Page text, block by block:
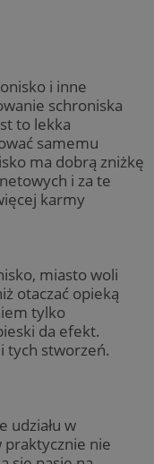
i inne
schroniska
to lekka
samemu
ma dobrą zniżkę
i za te
karmy
miasto woli
otaczać opieką
tylko
da efekt.
tych stworzeń.
udziału w
nie